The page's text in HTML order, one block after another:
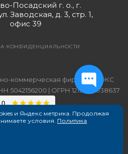
Посадский г. о., г.
Заводская, д. 3, стр. 1,
офис 39
КОНФИДЕНЦИАЛЬНОСТИ
коммерческая фирма ХОТОКС
| ОГРН 1215000038637
и Яндекс метрика. Продолжая
условия. Политика